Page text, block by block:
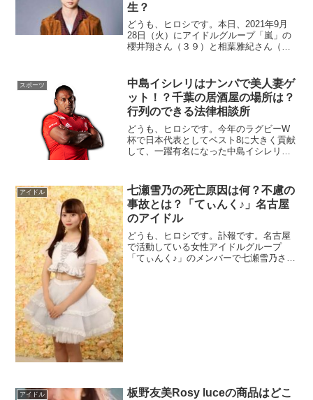
生？
どうも、ヒロシです。本日、2021年9月
28日（火）にアイドルグループ「嵐」の
櫻井翔さん（３９）と相葉雅紀さん（３
した。一瞬、櫻井君と相葉君が結婚した
のかと思いましたが、違いますよ！相手
は...
スポーツ
中島イシレリはナンパで美人妻ゲ
ット！？千葉の居酒屋の場所は？
行列のできる法律相談所
どうも、ヒロシです。今年のラグビーW
杯で日本代表としてベスト8に大きく貢献
して、一躍有名になった中島イシレリ選
ている中島イシレリさんですが、行列で
奥さんと馴れ初めを語るようです。その
舞台が...
アイドル
七瀬雪乃の死亡原因は何？不慮の
事故とは？「てぃんく♪」名古屋
のアイドル
どうも、ヒロシです。訃報です。名古屋
で活動している女性アイドルグループ
「てぃんく♪」のメンバーで七瀬雪乃さん
アイドル
板野友美Rosy luceの商品はどこ